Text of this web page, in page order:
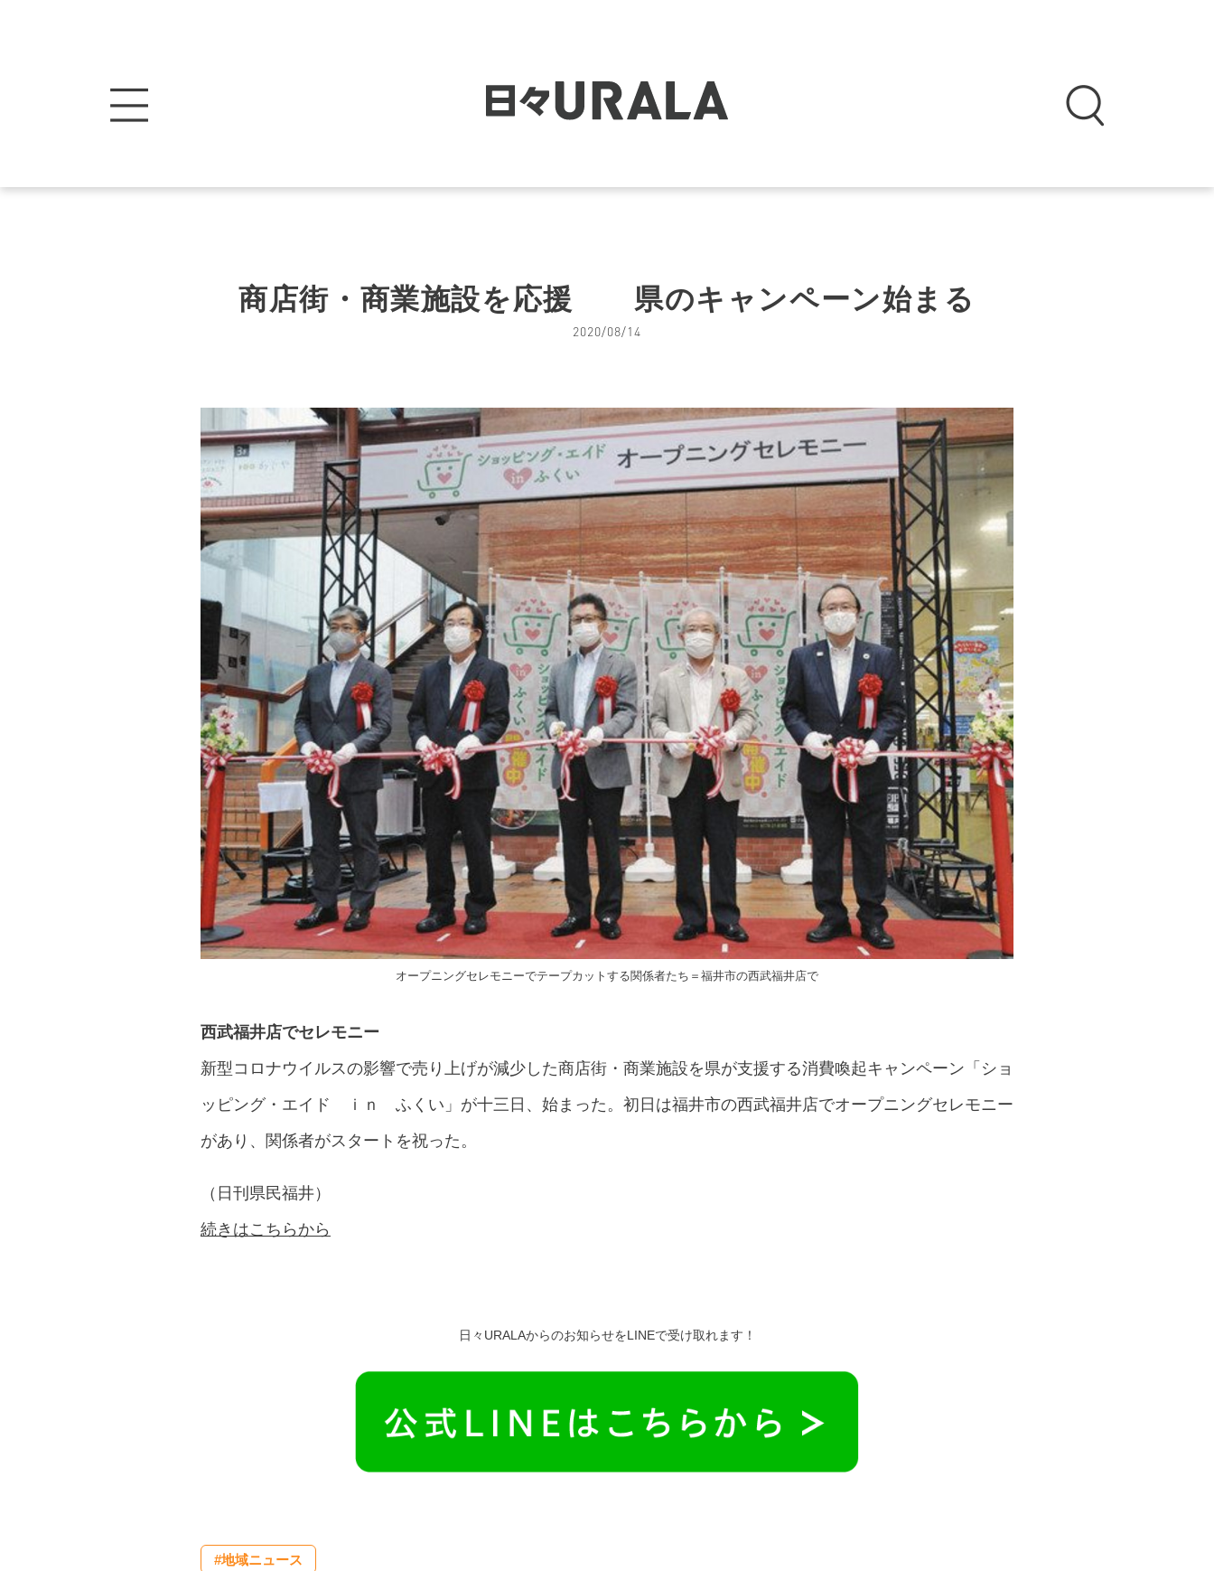
商店街・商業施設を応援 県のキャンペーン始まる
2020/08/14
オープニングセレモニーでテープカットする関係者たち＝福井市の西武福井店で
西武福井店でセレモニー
新型コロナウイルスの影響で売り上げが減少した商店街・商業施設を県が支援する消費喚起キャンペーン「ショ
ッピング・エイド ｉｎ ふくい」が十三日、始まった。初日は福井市の西武福井店でオープニングセレモニー
があり、関係者がスタートを祝った。
（日刊県民福井）
続きはこちらから
日々URALAからのお知らせをLINEで受け取れます！
#地域ニュース